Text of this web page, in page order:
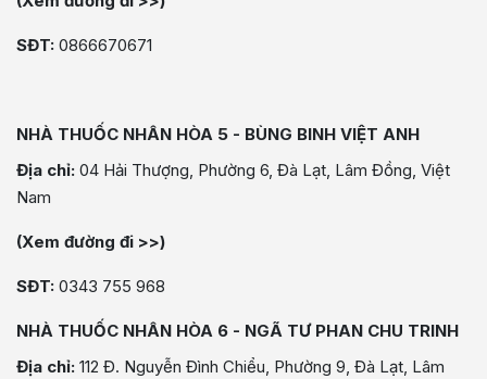
SĐT: 0866670671
NHÀ THUỐC NHÂN HÒA 5 - BÙNG BINH VIỆT ANH
Địa chỉ: 04 Hải Thượng, Phường 6, Đà Lạt, Lâm Đồng, Việt
Nam
(Xem đường đi >>)
SĐT: 0343 755 968
NHÀ THUỐC NHÂN HÒA 6 - NGÃ TƯ PHAN CHU TRINH
Địa chỉ: 112 Đ. Nguyễn Đình Chiểu, Phường 9, Đà Lạt, Lâm